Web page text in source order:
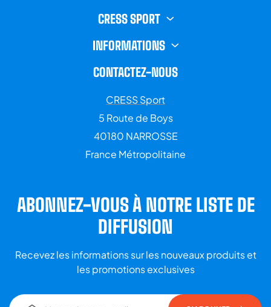
CRESS SPORT
INFORMATIONS
CONTACTEZ-NOUS
CRESS Sport
5 Route de Boys
40180 NARROSSE
France Métropolitaine
ABONNEZ-VOUS À NOTRE LISTE DE
DIFFUSION
Recevez les informations sur les nouveaux produits et
les promotions exclusives